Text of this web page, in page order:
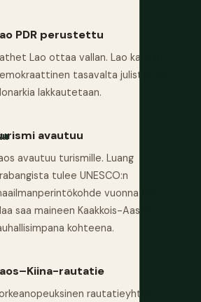
PDR perustettu
Lao ottaa vallan. Lao kansan
tasavalta julistetaan.
lakkautetaan.
avautuu
avautuu turismille. Luang
tulee UNESCO:n
vuonna 1995.
saa maineen Kaakkois-Aasian
kohteena.
rautatie
rautatieyhteys